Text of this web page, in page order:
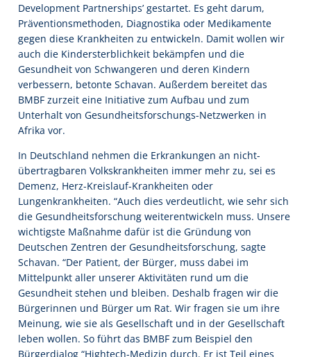
Development Partnerships’ gestartet. Es geht darum,
Präventionsmethoden, Diagnostika oder Medikamente
gegen diese Krankheiten zu entwickeln. Damit wollen wir
auch die Kindersterblichkeit bekämpfen und die
Gesundheit von Schwangeren und deren Kindern
verbessern, betonte Schavan. Außerdem bereitet das
BMBF zurzeit eine Initiative zum Aufbau und zum
Unterhalt von Gesundheitsforschungs-Netzwerken in
Afrika vor.
In Deutschland nehmen die Erkrankungen an nicht-
übertragbaren Volkskrankheiten immer mehr zu, sei es
Demenz, Herz-Kreislauf-Krankheiten oder
Lungenkrankheiten. “Auch dies verdeutlicht, wie sehr sich
die Gesundheitsforschung weiterentwickeln muss. Unsere
wichtigste Maßnahme dafür ist die Gründung von
Deutschen Zentren der Gesundheitsforschung, sagte
Schavan. “Der Patient, der Bürger, muss dabei im
Mittelpunkt aller unserer Aktivitäten rund um die
Gesundheit stehen und bleiben. Deshalb fragen wir die
Bürgerinnen und Bürger um Rat. Wir fragen sie um ihre
Meinung, wie sie als Gesellschaft und in der Gesellschaft
leben wollen. So führt das BMBF zum Beispiel den
Bürgerdialog “Hightech-Medizin durch. Er ist Teil eines